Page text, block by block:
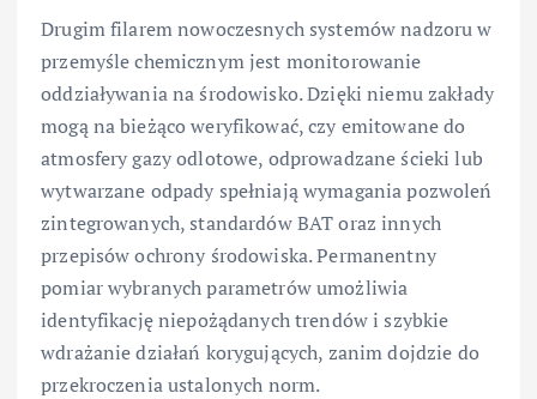
Drugim filarem nowoczesnych systemów nadzoru w
przemyśle chemicznym jest monitorowanie
oddziaływania na środowisko. Dzięki niemu zakłady
mogą na bieżąco weryfikować, czy emitowane do
atmosfery gazy odlotowe, odprowadzane ścieki lub
wytwarzane odpady spełniają wymagania pozwoleń
zintegrowanych, standardów BAT oraz innych
przepisów ochrony środowiska. Permanentny
pomiar wybranych parametrów umożliwia
identyfikację niepożądanych trendów i szybkie
wdrażanie działań korygujących, zanim dojdzie do
przekroczenia ustalonych norm.